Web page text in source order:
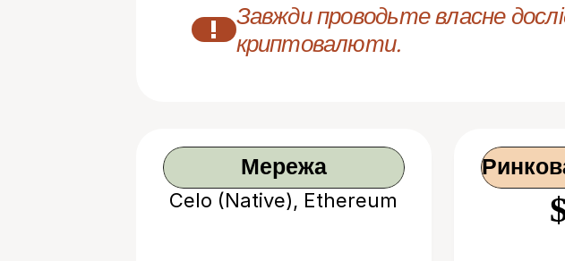
!
Завжди проводьте власне
криптовалюти.
Мережа
Celo (Native), Ethereum